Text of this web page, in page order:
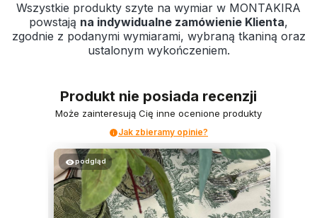
Wszystkie produkty szyte na wymiar w MONTAKIRA
powstają na indywidualne zamówienie Klienta,
zgodnie z podanymi wymiarami, wybraną tkaniną oraz
ustalonym wykończeniem.
Produkt nie posiada recenzji
Może zainteresują Cię inne ocenione produkty
Jak zbieramy opinie?
podgląd